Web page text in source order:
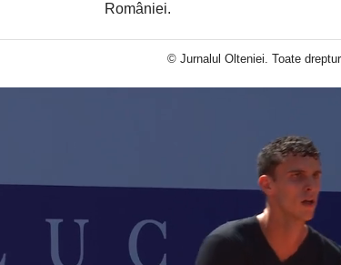
României.
© Jurnalul Olteniei. Toate